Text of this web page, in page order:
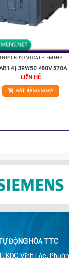
THIẾT BỊ ĐÓNG CẮT SIEMENS
| 3RW50 480V 570A
LIÊN HỆ
ĐẶT HÀNG NGAY
ĐỘNG HÓA TTC
KDC Vĩnh Lộc,